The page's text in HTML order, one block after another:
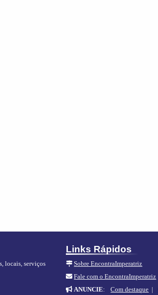
locais, serviços
Links Rápidos
Sobre EncontraImperatriz
Fale com o EncontraImperatriz
ANUNCIE: Com destaque |